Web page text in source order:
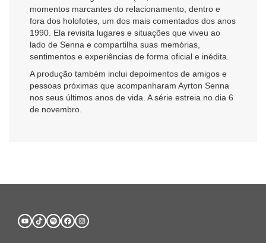
momentos marcantes do relacionamento, dentro e
fora dos holofotes, um dos mais comentados dos anos
1990. Ela revisita lugares e situações que viveu ao
lado de Senna e compartilha suas memórias,
sentimentos e experiências de forma oficial e inédita.
A produção também inclui depoimentos de amigos e
pessoas próximas que acompanharam Ayrton Senna
nos seus últimos anos de vida. A série estreia no dia 6
de novembro.